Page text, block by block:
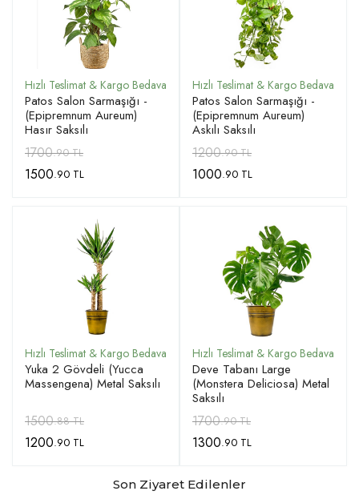
Patos Salon Sarmaşığı -
(Epipremnum Aureum)
Hasır Saksılı
1700.90 TL
1500.90 TL
Patos Salon Sarmaşığı -
(Epipremnum Aureum)
Askılı Saksılı
1200.90 TL
1000.90 TL
Yuka 2 Gövdeli (Yucca
Massengena) Metal Saksılı
1500.88 TL
1200.90 TL
Deve Tabanı Large
(Monstera Deliciosa) Metal
Saksılı
1700.90 TL
1300.90 TL
Son Ziyaret Edilenler